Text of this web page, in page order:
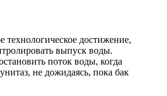
технологическое достижение,
выпуск воды.
поток воды, когда
не дожидаясь, пока бак